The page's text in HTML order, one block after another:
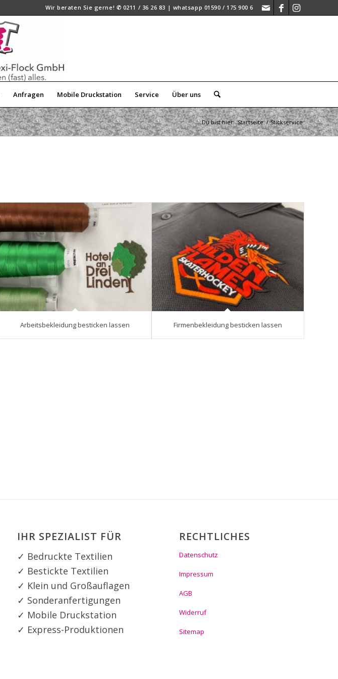
Wir beraten Sie gerne! ✆ 0211 / 36 26 83 | whatsapp 01590 / 175 900 6
Anfragen Mobile Druckstation Service Über uns
Du bist hier: Startseite / Stickservice
Arbeitsbekleidung besticken lassen Firmenbekleidung besticken lassen
IHR SPEZIALIST FÜR
✓ Bedruckte Textilien
✓ Bestickte Textilien
✓ Klein und Großauflagen
✓ Sonderanfertigungen
✓ Mobile Druckstation
✓ Express-Produktionen
RECHTLICHES
Datenschutz
Impressum
AGB
Widerruf
Sitemap